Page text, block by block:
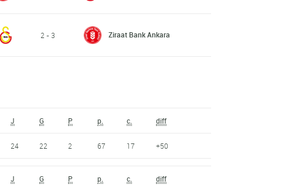
2 - 3 Ziraat Bank Ankara
J G P p. c. diff
24 22 2 67 17 +50
J G P p. c. diff